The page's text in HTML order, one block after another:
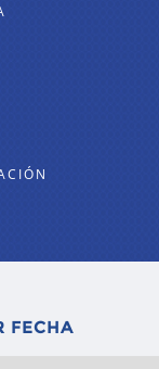
FECHA